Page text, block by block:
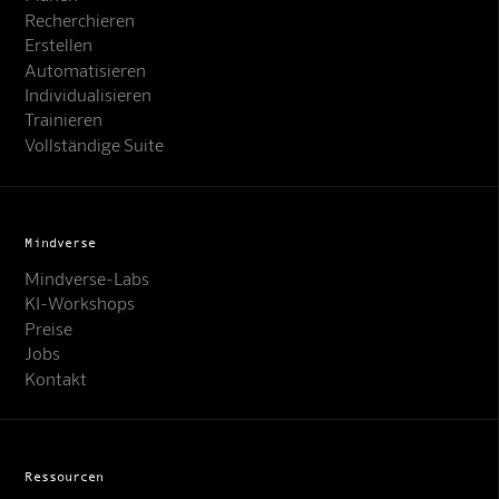
Recherchieren
Erstellen
Automatisieren
Individualisieren
Trainieren
Vollständige Suite
Mindverse
Mindverse-Labs
KI-Workshops
Preise
Jobs
Kontakt
Ressourcen